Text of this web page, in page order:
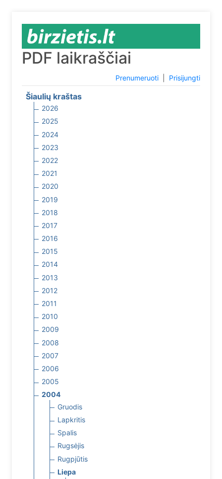
PDF laikraščiai
Prenumeruoti Prisijungti
Šiaulių kraštas
2026
2025
2024
2023
2022
2021
2020
2019
2018
2017
2016
2015
2014
2013
2012
2011
2010
2009
2008
2007
2006
2005
2004
Gruodis
Lapkritis
Spalis
Rugsėjis
Rugpjūtis
Liepa